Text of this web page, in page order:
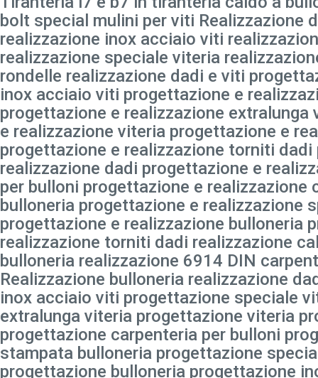
bolt special mulini per viti Realizzazione
realizzazione inox acciaio viti
realizzazione speciale viteria
rondelle realizzazione dadi e viti
inox acciaio viti progettazione e
progettazione e realizzazione
e realizzazione viteria progettazione e
progettazione e realizzazione torniti
realizzazione dadi progettazione e
per bulloni progettazione e realizzazione
bulloneria progettazione e realizzazione
progettazione e realizzazione bulloneria
realizzazione torniti dadi realizzazione
bulloneria realizzazione 6914 DIN
Realizzazione bulloneria realizzazione
inox acciaio viti progettazione speciale
extralunga viteria progettazione viteria
progettazione carpenteria per bulloni
stampata bulloneria progettazione
progettazione bulloneria progettazione